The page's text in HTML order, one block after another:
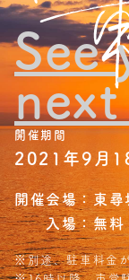
See
開催期間
2021年9月
開催会場：東
入場：無料
※別途、駐車料金